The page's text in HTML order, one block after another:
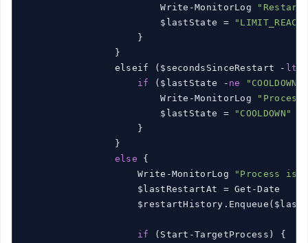
                        Write-MonitorLog
"Restart
                        $lastState =
                    }
                }
                elseif ($secondsSinceRestart -
lt
if
($lastState - ne "COOLDOWN"
                        Write-MonitorLog
                        $lastState =
"COOLDOWN"
                    }
                }
else {
                    Write-MonitorLog
"Process is
                    $lastRestartAt = Get-Date
if
(Start-TargetProcess) {